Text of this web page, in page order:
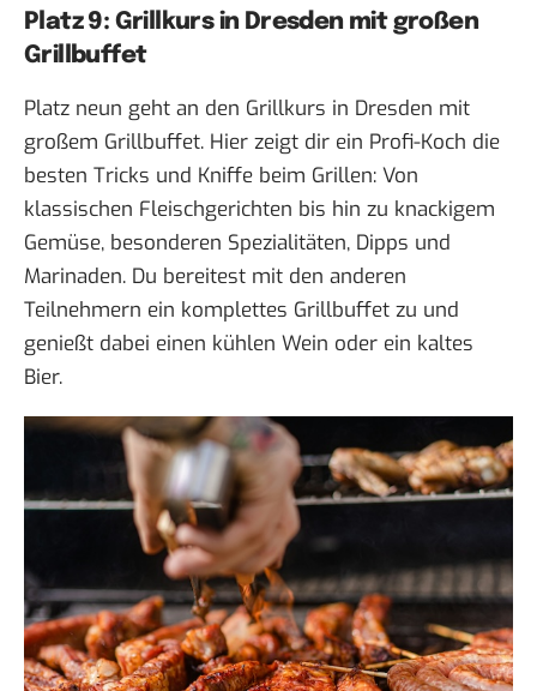
Platz 9: Grillkurs in Dresden mit großen
Grillbuffet
Platz neun geht an den Grillkurs in Dresden mit
großem Grillbuffet. Hier zeigt dir ein Profi-Koch die
besten Tricks und Kniffe beim Grillen: Von
klassischen Fleischgerichten bis hin zu knackigem
Gemüse, besonderen Spezialitäten, Dipps und
Marinaden. Du bereitest mit den anderen
Teilnehmern ein komplettes Grillbuffet zu und
genießt dabei einen kühlen Wein oder ein kaltes
Bier.